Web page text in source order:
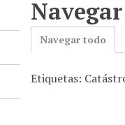
Navegar todo
Etiquetas: